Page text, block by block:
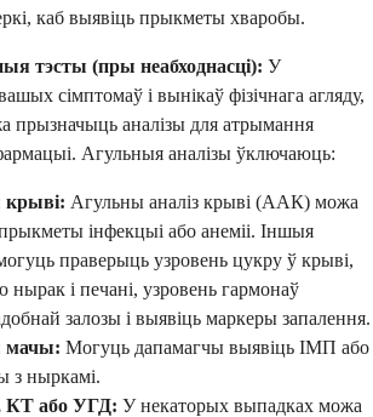
каб выявіць прыкметы хваробы.
тэсты (пры неабходнасці): У
сімптомаў і вынікаў фізічнага агляду,
прызначыць аналізы для атрымання
Агульныя аналізы ўключаюць:
крыві: Агульны аналіз крыві (ААК) можа
інфекцыі або анеміі. Іншыя
праверыць узровень цукру ў крыві,
і печані, узровень гармонаў
залозы і выявіць маркеры запалення.
мачы: Могуць дапамагчы выявіць ІМП або
з ныркамі.
КТ або УГД: У некаторых выпадках можа